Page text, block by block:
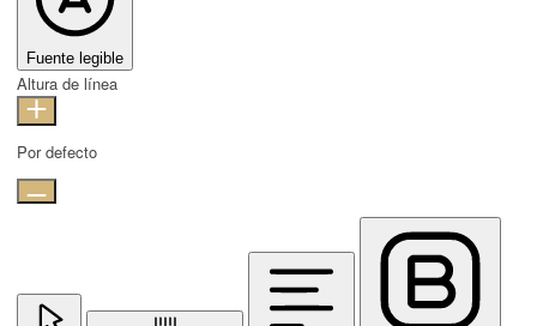
Fuente legible
Altura de línea
Por defecto